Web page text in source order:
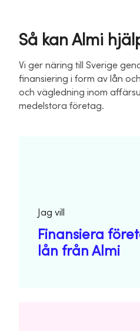
Så kan Almi
Vi ger näring till Sverige
finansiering i form av lån
och vägledning inom
medelstora företag.
Jag vill
Finansiera
lån från Almi